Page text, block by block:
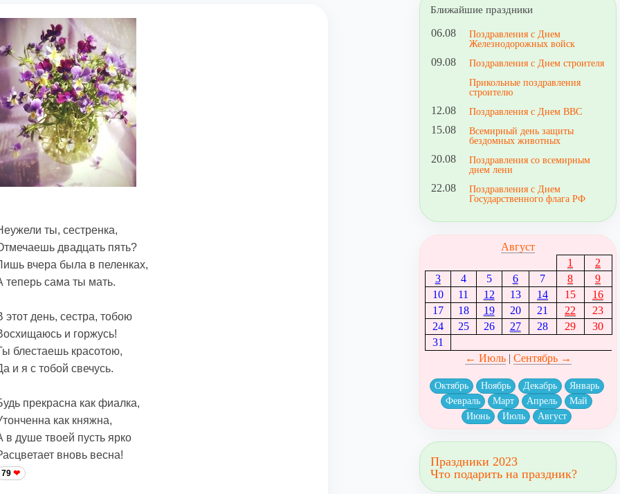
ты, сестренка,
двадцать пять?
вчера была в пеленках,
теперь сама ты мать.
этот день, сестра, тобою
и горжусь!
блестаешь красотою,
и я с тобой свечусь.
прекрасна как фиалка,
как княжна,
в душе твоей пусть ярко
вновь весна!
79
Ближайшие праздники
06.08
Поздравления с Днем
Железнодорожных войск
09.08
Поздравления с Днем строителя
Прикольные поздравления
строителю
12.08 Поздравления с Днем ВВС
15.08
Всемирный день защиты
бездомных животных
20.08
Поздравления со всемирным
днем лени
22.08
Поздравления с Днем
Государственного флага РФ
Август
1
2
3
4 5 6 7 8
9
10
11 12 13 14 15
16
17
18 19 20 21 22
23
24
25 26 27 28 29
30
31
← Июль| Сентябрь →
Октябрь Ноябрь Декабрь
Январь
Февраль
Март Апрель
Май
Июнь
Июль Август
Праздники 2023
Что подарить на праздник?